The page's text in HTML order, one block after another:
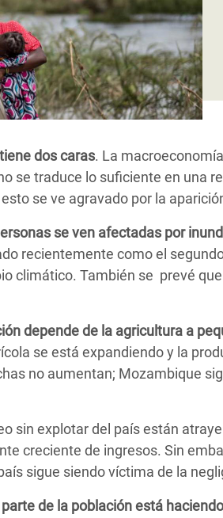
Personas Refugiadas
del Sur
Refugiados Rohinyá
en Yemen
dos caras. La
se traduce lo suficiente en una
se ve agravado por la
se ven afectadas por
recientemente como el
climático. También se prevé
depende de la agricultura a
se está expandiendo y la
no aumentan; Mozambique
sin explotar del país están
creciente de ingresos. Sin
sigue siendo víctima de la
parte de la población está